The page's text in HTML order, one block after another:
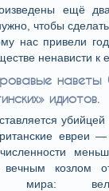
ещё
чтобы
нас привели
ненависти к
идиотов.
евреи
вечным козлом